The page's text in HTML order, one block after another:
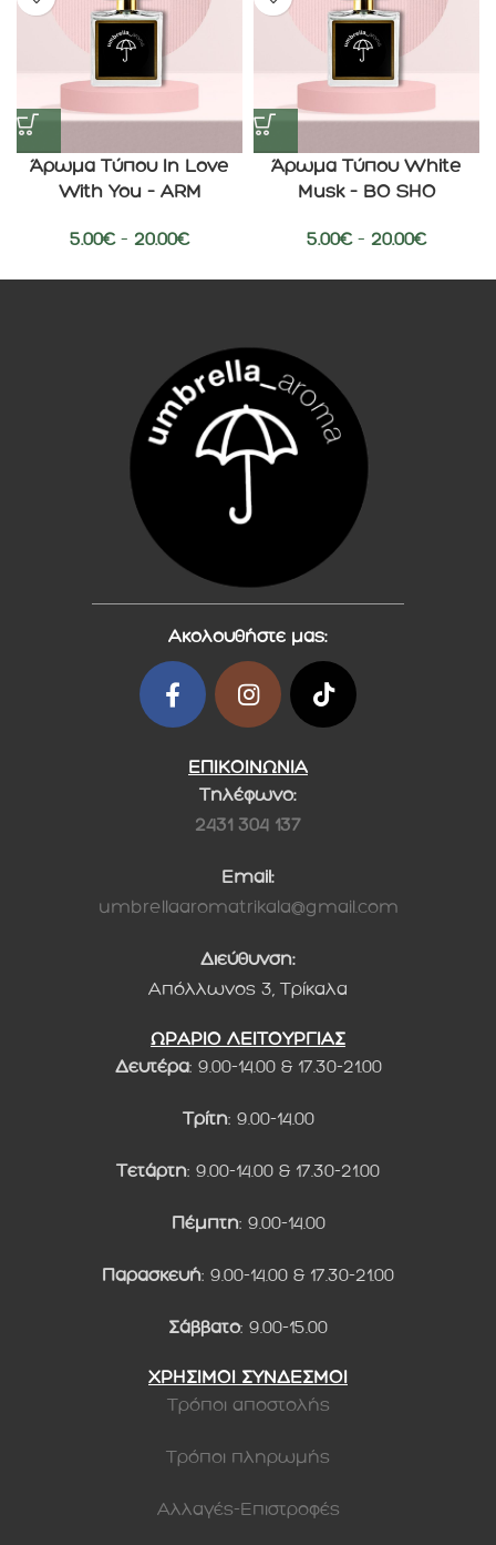
Άρωμα Τύπου In Love
With You – ARM
5.00€ – 20.00€
Άρωμα Τύπου White
Musk – BO SHO
5.00€ – 20.00€
Ακολουθήστε μας:
ΕΠΙΚΟΙΝΩΝΙΑ
Τηλέφωνο:
2431 304 137
Email:
umbrellaaromatrikala@gmail.com
Διεύθυνση:
Απόλλωνος 3, Τρίκαλα
ΩΡΑΡΙΟ ΛΕΙΤΟΥΡΓΙΑΣ
Δευτέρα: 9.00-14.00 & 17.30-21.00
Τρίτη: 9.00-14.00
Τετάρτη: 9.00-14.00 & 17.30-21.00
Πέμπτη: 9.00-14.00
Παρασκευή: 9.00-14.00 & 17.30-21.00
Σάββατο: 9.00-15.00
ΧΡΗΣΙΜΟΙ ΣΥΝΔΕΣΜΟΙ
Τρόποι αποστολής
Τρόποι πληρωμής
Αλλαγές-Επιστροφές